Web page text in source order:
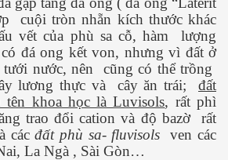
cuội tròn nhẵn kích thước khác
vết của phù sa cỗ, hàm
lượng
có đá ong kết von, nhưng vì đất ở
tưới nước, nên
cũng có thể trồng
lương thực và
cây ăn trái;
đất
tên khoa học là Luvisols, rất phì
trao đổi cation và độ bazờ
rất
cácđất phù sa- fluvisols
ven các
La Ngà , Sài Gòn…